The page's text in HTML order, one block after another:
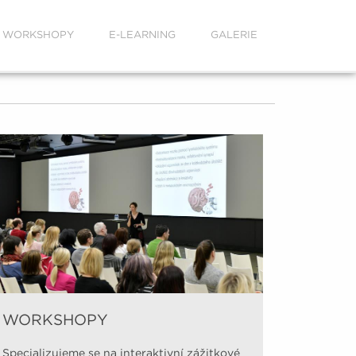
WORKSHOPY E-LEARNING GALERIE
WORKSHOPY
Specializujeme se na interaktivní zážitkové